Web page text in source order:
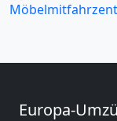
Europa-